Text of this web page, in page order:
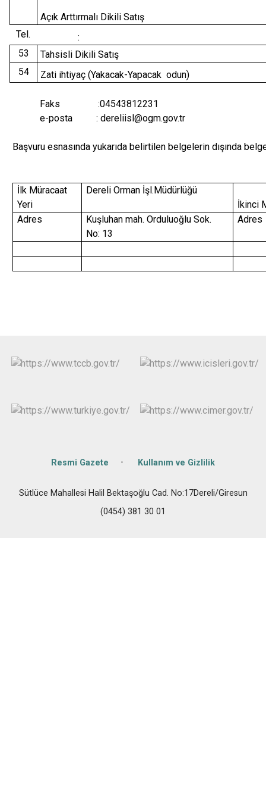
Açık Arttırmalı Dikili Satış
Tel.
:
53
Tahsisli Dikili Satış
54
Zati ihtiyaç (Yakacak-Yapacak odun)
Faks :04543812231
e-posta : dereliisl@ogm.gov.tr
Başvuru esnasında yukarıda belirtilen belgelerin dışında
İlk Müracaat
Yeri
Dereli Orman İşl.Müdürlüğü
İkinci
Adres
Kuşluhan mah. Orduluoğlu Sok.
No: 13
Adres
Resmi Gazete Kullanım ve Gizlilik
Sütlüce Mahallesi Halil Bektaşoğlu Cad. No:17Dereli/Giresun
(0454) 381 30 01